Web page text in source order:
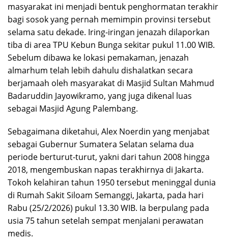
masyarakat ini menjadi bentuk penghormatan terakhir
bagi sosok yang pernah memimpin provinsi tersebut
selama satu dekade. Iring-iringan jenazah dilaporkan
tiba di area TPU Kebun Bunga sekitar pukul 11.00 WIB.
Sebelum dibawa ke lokasi pemakaman, jenazah
almarhum telah lebih dahulu dishalatkan secara
berjamaah oleh masyarakat di Masjid Sultan Mahmud
Badaruddin Jayowikramo, yang juga dikenal luas
sebagai Masjid Agung Palembang.
Sebagaimana diketahui, Alex Noerdin yang menjabat
sebagai Gubernur Sumatera Selatan selama dua
periode berturut-turut, yakni dari tahun 2008 hingga
2018, mengembuskan napas terakhirnya di Jakarta.
Tokoh kelahiran tahun 1950 tersebut meninggal dunia
di Rumah Sakit Siloam Semanggi, Jakarta, pada hari
Rabu (25/2/2026) pukul 13.30 WIB. Ia berpulang pada
usia 75 tahun setelah sempat menjalani perawatan
medis.